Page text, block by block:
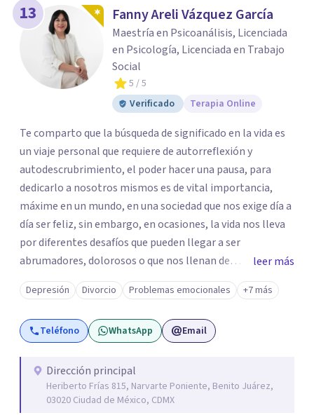
13 Fanny Areli Vázquez García
Maestría en Psicoanálisis, Licenciada
en Psicología, Licenciada en Trabajo
Social
5 / 5
Verificado
Terapia Online
Te comparto que la búsqueda de significado en la vida es
un viaje personal que requiere de autorreflexión y
autodescrubrimiento, el poder hacer una pausa, para
dedicarlo a nosotros mismos es de vital importancia,
máxime en un mundo, en una sociedad que nos exige día a
día ser feliz, sin embargo, en ocasiones, la vida nos lleva
por diferentes desafíos que pueden llegar a ser
abrumadores, dolorosos o que nos llenan de
preocupación al momento de tratar de resolverlos. Si
sientes que estos desafíos, dificultan tu vida, te invito a
que exploremos juntos las situaciones que estás viviendo
en un espacio seguro, respetuoso, confiable y
egresada de Dimensión Psicoanalítica, Licenciada en
Psicología por la UVM y Licenciada en Trabajo Social por
la UNAM. Cuento con los siguientes diplomados:
leer más
Depresión Divorcio Problemas emocionales +7 más
Teléfono WhatsApp Email
Dirección principal
Heriberto Frías 815, Narvarte Poniente, Benito Juárez,
03020 Ciudad de México, CDMX